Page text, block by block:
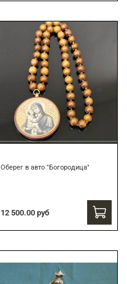
Оберег в авто "Богородица"
12 500.00 руб